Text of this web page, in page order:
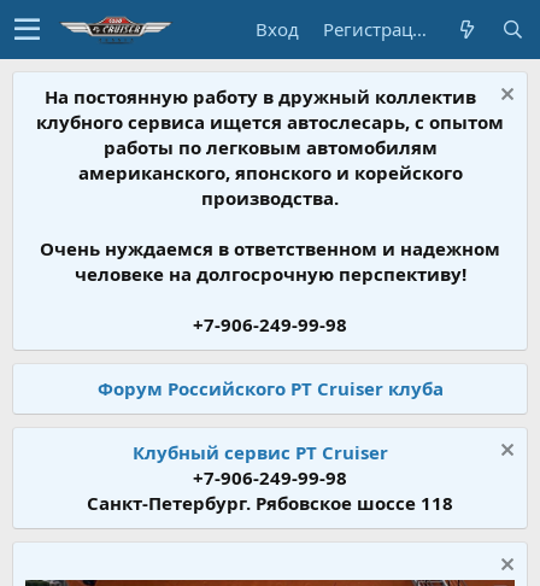
Вход Регистрация
На постоянную работу в дружный коллектив
клубного сервиса ищется автослесарь, с опытом
работы по легковым автомобилям
американского, японского и корейского
производства.
Очень нуждаемся в ответственном и надежном
человеке на долгосрочную перспективу!
+7-906-249-99-98
Форум Российского PT Cruiser клуба
Клубный сервис PT Cruiser
+7-906-249-99-98
Санкт-Петербург. Рябовское шоссе 118